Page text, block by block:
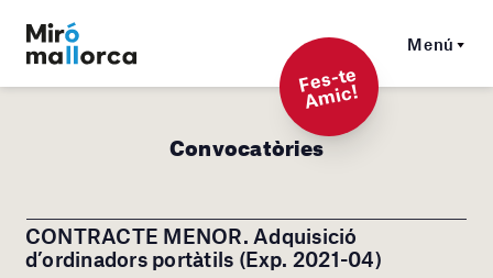
Menú
F
es-t
e
A
mi
c!
Convocatòries
CONTRACTE MENOR. Adquisició
d’ordinadors portàtils (Exp. 2021-04)